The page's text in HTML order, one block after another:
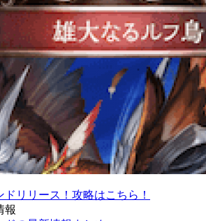
ドリリース！攻略はこちら！
報